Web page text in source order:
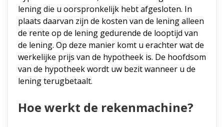
lening die u oorspronkelijk hebt afgesloten. In
plaats daarvan zijn de kosten van de lening alleen
de rente op de lening gedurende de looptijd van
de lening. Op deze manier komt u erachter wat de
werkelijke prijs van de hypotheek is. De hoofdsom
van de hypotheek wordt uw bezit wanneer u de
lening terugbetaalt.
Hoe werkt de rekenmachine?